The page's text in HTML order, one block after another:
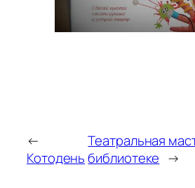
←
Котодень
Театральная
библиотеке →